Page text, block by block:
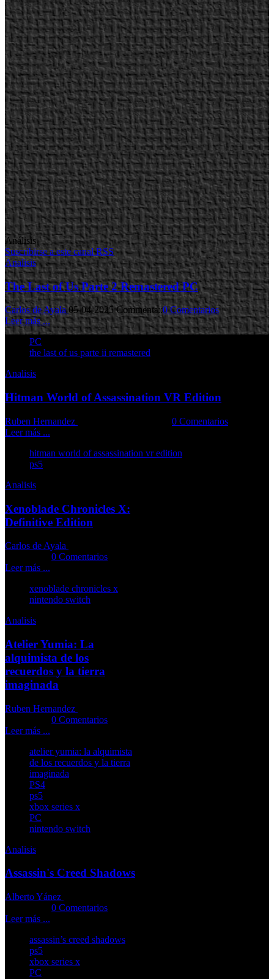
Análisis
Suscribirse a este canal RSS
Analisis
The Last of Us Parte 2 Remastered PC
Carlos de Ayala05-04-2025Comments::0 Comentarios
Leer más ...
PC
the last of us parte ii remastered
Analisis
Hitman World of Assassination VR Edition
Ruben Hernandez
0 Comentarios
Leer más ...
hitman world of assassination vr edition
ps5
Analisis
Xenoblade Chronicles X:
Definitive Edition
Carlos de Ayala
0 Comentarios
Leer más ...
xenoblade chronicles x
nintendo switch
Analisis
Atelier Yumia: La
alquimista de los
recuerdos y la tierra
imaginada
Ruben Hernandez
0 Comentarios
Leer más ...
atelier yumia: la alquimista
de los recuerdos y la tierra
imaginada
PS4
ps5
xbox series x
PC
nintendo switch
Analisis
Assassin's Creed Shadows
Alberto Yánez
0 Comentarios
Leer más ...
assassin’s creed shadows
ps5
xbox series x
PC